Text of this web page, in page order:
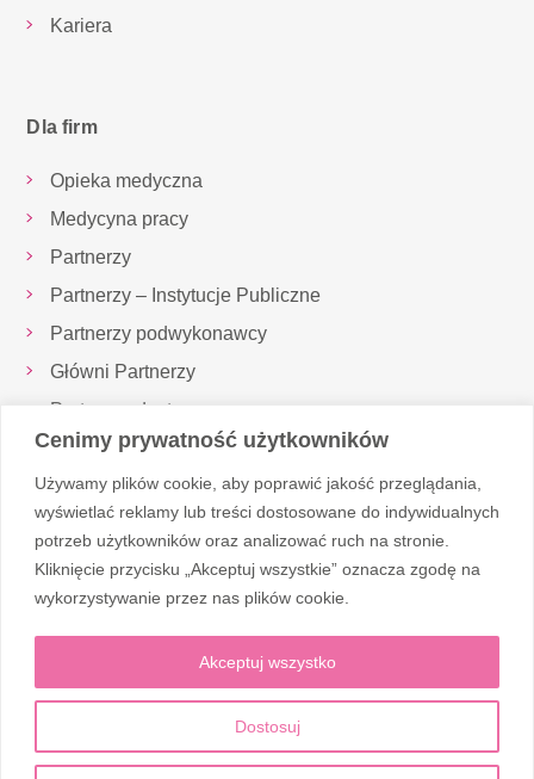
Cenimy prywatność użytkowników
Używamy plików cookie, aby poprawić jakość przeglądania,
wyświetlać reklamy lub treści dostosowane do indywidualnych
potrzeb użytkowników oraz analizować ruch na stronie.
Kliknięcie przycisku „Akceptuj wszystkie” oznacza zgodę na
wykorzystywanie przez nas plików cookie.
Dostosuj
Akceptuj wszystko
Kariera
Dla firm
Opieka medyczna
Medycyna pracy
Partnerzy
Partnerzy – Instytucje Publiczne
Partnerzy podwykonawcy
Główni Partnerzy
Partnerzy dostawcy
Inspektor Ochrony Danych
Realizowane projekty
© 2026 Corten Medic